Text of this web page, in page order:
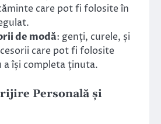
care pot fi folosite în
de modă: genți, curele, și
care pot fi folosite
a își completa ținuta.
Personală și